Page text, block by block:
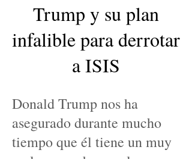
Trump y su plan
infalible para derrotar
a ISIS
Donald Trump nos ha
asegurado durante mucho
tiempo que él tiene un muy